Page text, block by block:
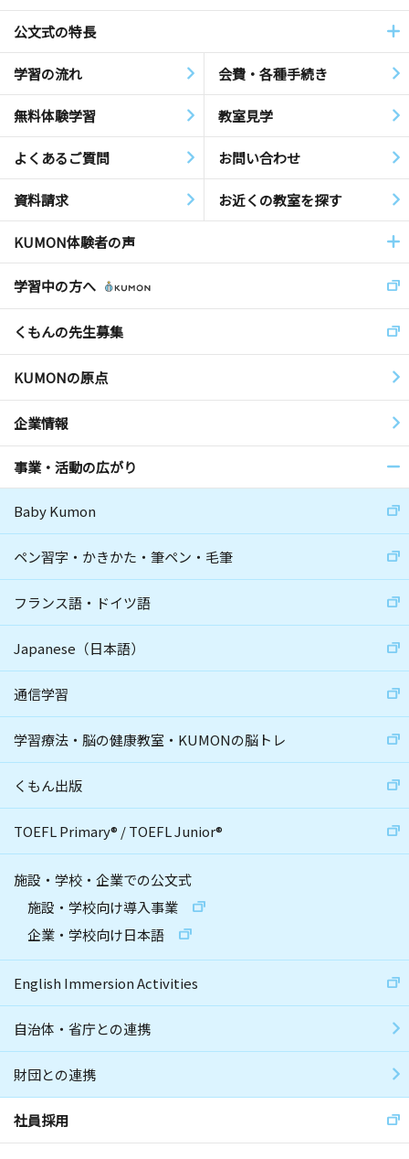
公文式の特長
学習の流れ 会費・各種手続き
無料体験学習 教室見学
よくあるご質問 お問い合わせ
資料請求 お近くの教室を探す
KUMON体験者の声
学習中の方へ
くもんの先生募集
KUMONの原点
企業情報
事業・活動の広がり
Baby Kumon
ペン習字・かきかた・筆ペン・毛筆
フランス語・ドイツ語
Japanese（日本語）
通信学習
学習療法・脳の健康教室・KUMONの脳トレ
くもん出版
TOEFL Primary® /TOEFL Junior®
施設・学校・企業での公文式
施設・学校向け導入事業
企業・学校向け日本語
English Immersion Activities
自治体・省庁との連携
財団との連携
社員採用